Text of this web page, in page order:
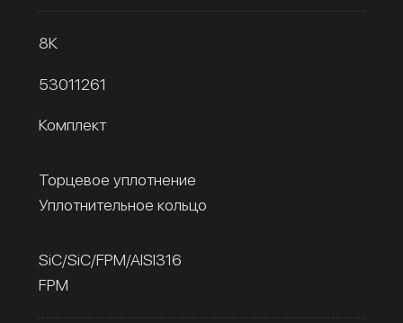
8К
53011261
Комплект
Торцевое уплотнение
Уплотнительное кольцо
SiC/SiC/FPM/AISI316
FPM